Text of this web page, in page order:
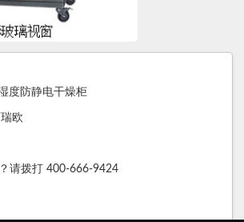
度防静电干燥柜
欧
请拨打 400-666-9424